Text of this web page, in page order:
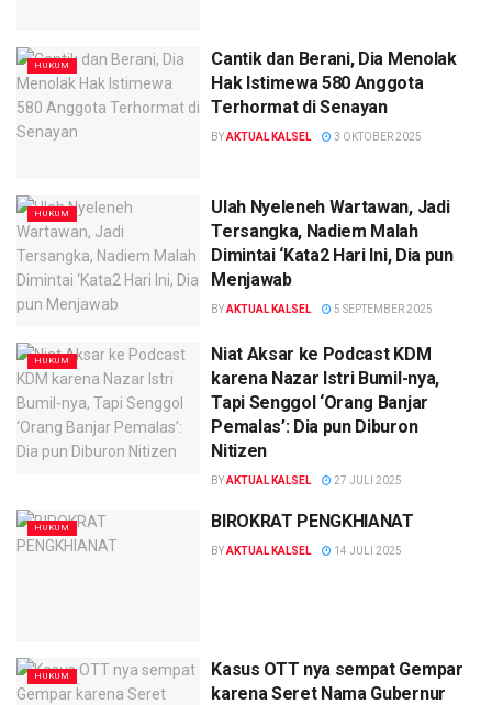
HUKUM
Cantik dan Berani, Dia Menolak
Hak Istimewa 580 Anggota
Terhormat di Senayan
BYAKTUAL KALSEL 3 OKTOBER 2025
HUKUM
Ulah Nyeleneh Wartawan, Jadi
Tersangka, Nadiem Malah
Dimintai ‘Kata2 Hari Ini, Dia pun
Menjawab
BYAKTUAL KALSEL 5 SEPTEMBER 2025
HUKUM
Niat Aksar ke Podcast KDM
karena Nazar Istri Bumil-nya,
Tapi Senggol ‘Orang Banjar
Pemalas’: Dia pun Diburon
Nitizen
BYAKTUAL KALSEL 27 JULI 2025
HUKUM BIROKRAT PENGKHIANAT
BYAKTUAL KALSEL 14 JULI 2025
HUKUM
Kasus OTT nya sempat Gempar
karena Seret Nama Gubernur